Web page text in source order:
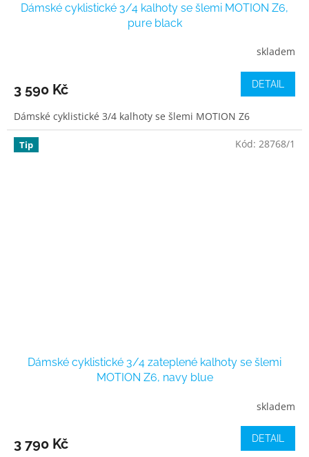
Dámské cyklistické 3/4 kalhoty se šlemi MOTION Z6,
pure black
skladem
3 590 Kč DETAIL
Dámské cyklistické 3/4 kalhoty se šlemi MOTION Z6
Tip
Dámské cyklistické 3/4 zateplené kalhoty se šlemi
MOTION Z6, navy blue
skladem
3 790 Kč DETAIL
Kód: 28768/1